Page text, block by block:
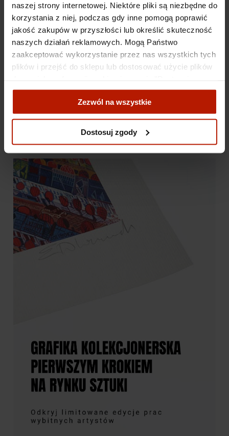
naszej strony internetowej. Niektóre pliki są niezbędne do
korzystania z niej, podczas gdy inne pomogą poprawić
jakość zakupów w przyszłości lub określić skuteczność
naszych działań reklamowych. Mogą Państwo
zaakceptować wykorzystanie przez nas wszystkich tych
plików i przejść do sklepu lub dostosować użycie plików
zgody".
Więcej o plikach cookies przeczytasz w naszej Polityce
Zezwól na wszystkie
Dostosuj zgody